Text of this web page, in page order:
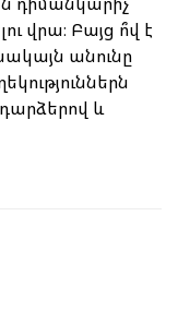
վրա։ Բայց ո՞վ է
անունը
և